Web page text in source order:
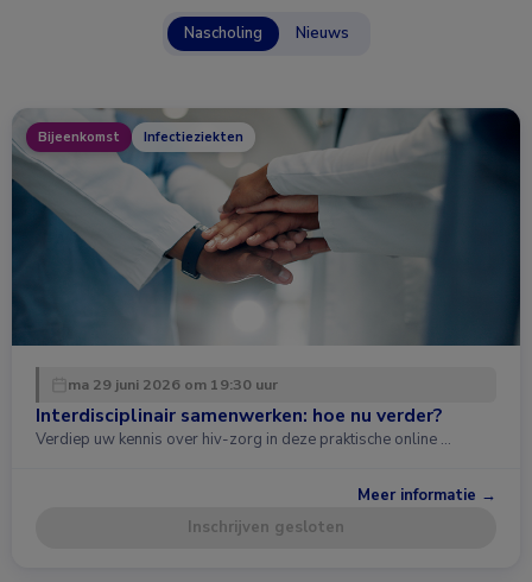
Nascholing Nieuws
Bijeenkomst Infectieziekten
ma 29 juni 2026 om 19:30 uur
Interdisciplinair samenwerken: hoe nu verder?
Verdiep uw kennis over hiv-zorg in deze praktische online …
Meer informatie →
Inschrijven gesloten